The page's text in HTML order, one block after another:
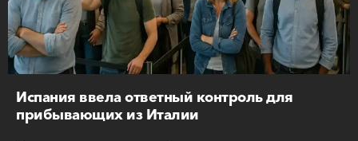
Испания ввела ответный контроль для
прибывающих из Италии